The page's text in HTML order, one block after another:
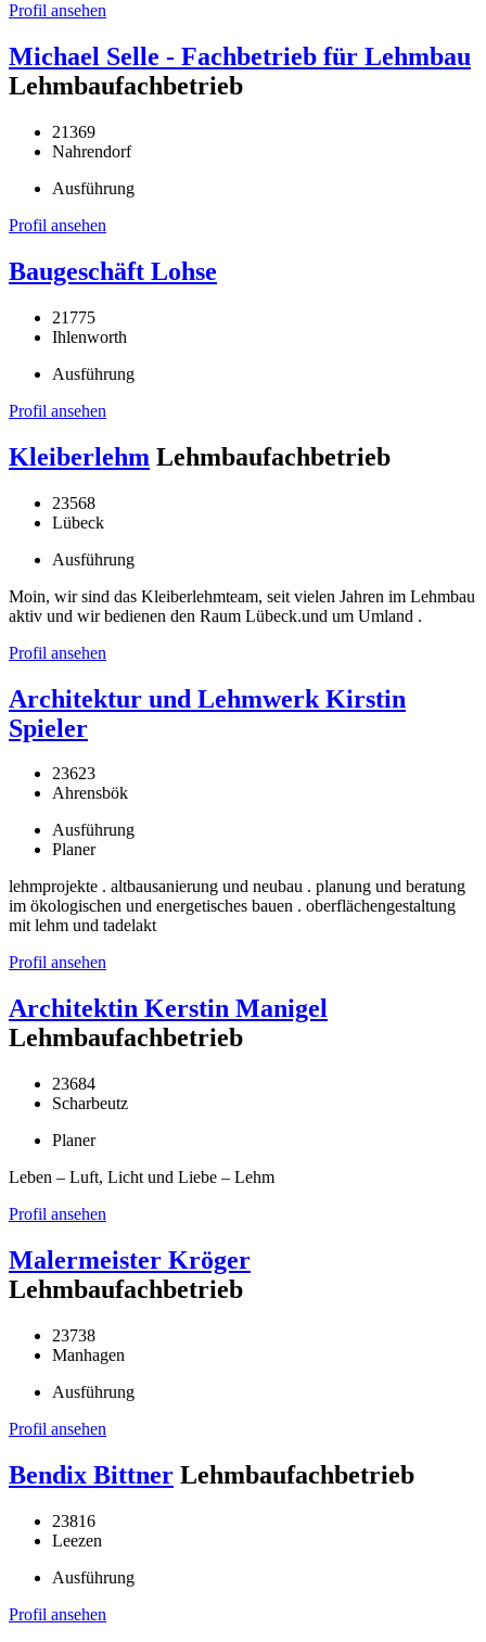
Profil ansehen
Michael Selle - Fachbetrieb für Lehmbau
Lehmbaufachbetrieb
21369
Nahrendorf
Ausführung
Profil ansehen
Baugeschäft Lohse
21775
Ihlenworth
Ausführung
Profil ansehen
Kleiberlehm Lehmbaufachbetrieb
23568
Lübeck
Ausführung
Moin, wir sind das Kleiberlehmteam, seit vielen Jahren im Lehmbau
aktiv und wir bedienen den Raum Lübeck.und um Umland .
Profil ansehen
Architektur und Lehmwerk Kirstin
Spieler
23623
Ahrensbök
Ausführung
Planer
lehmprojekte . altbausanierung und neubau . planung und beratung
im ökologischen und energetisches bauen . oberflächengestaltung
mit lehm und tadelakt
Profil ansehen
Architektin Kerstin Manigel
Lehmbaufachbetrieb
23684
Scharbeutz
Planer
Leben – Luft, Licht und Liebe – Lehm
Profil ansehen
Malermeister Kröger
Lehmbaufachbetrieb
23738
Manhagen
Ausführung
Profil ansehen
Bendix Bittner Lehmbaufachbetrieb
23816
Leezen
Ausführung
Profil ansehen